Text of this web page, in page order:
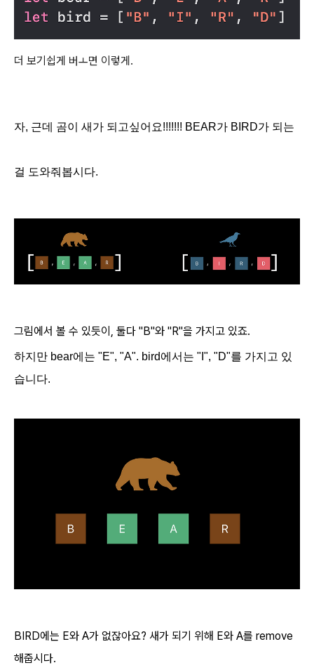
더 보기쉽게 버ㅗ면 이렇게.
자, 근데 곰이 새가 되고싶어요!!!!!!! BEAR가 BIRD가 되는
걸 도와줘봅시다.
그림에서 볼 수 있듯이, 둘다 "B"와 "R"을 가지고 있죠.
하지만 bear에는 "E", "A". bird에서는 "I", "D"를 가지고 있
습니다.
BIRD에는 E와 A가 없잖아요? 새가 되기 위해 E와 A를 remove
해줍시다.